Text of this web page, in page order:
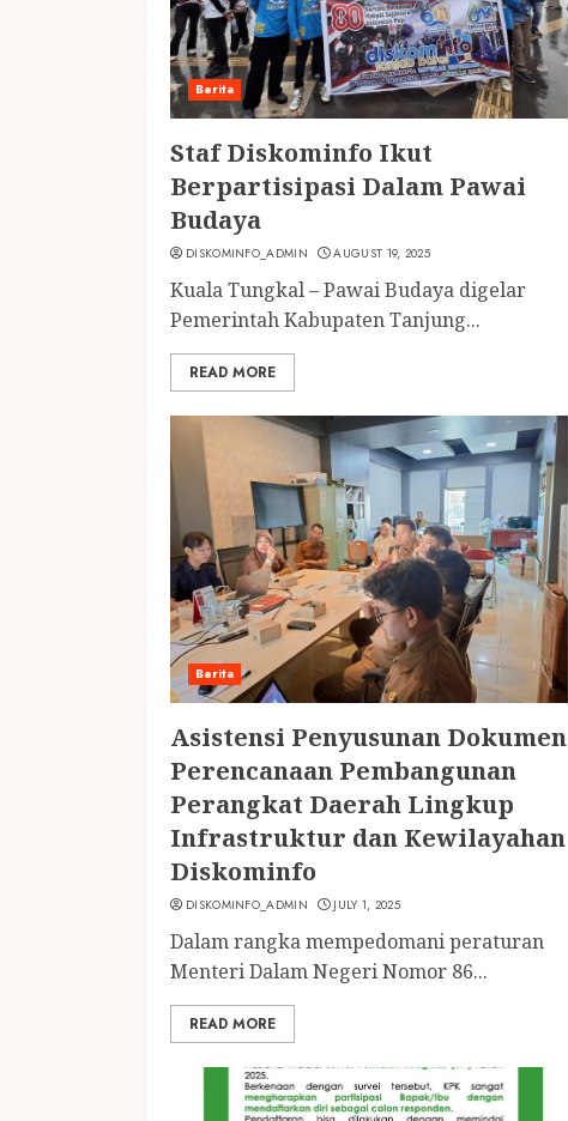
Berita
Staf Diskominfo Ikut
Berpartisipasi Dalam Pawai
Budaya
DISKOMINFO_ADMIN AUGUST 19, 2025
Kuala Tungkal – Pawai Budaya digelar
Pemerintah Kabupaten Tanjung...
READ MORE
Berita
Asistensi Penyusunan Dokumen
Perencanaan Pembangunan
Perangkat Daerah Lingkup
Infrastruktur dan Kewilayahan
Diskominfo
DISKOMINFO_ADMIN JULY 1, 2025
Dalam rangka mempedomani peraturan
Menteri Dalam Negeri Nomor 86...
READ MORE